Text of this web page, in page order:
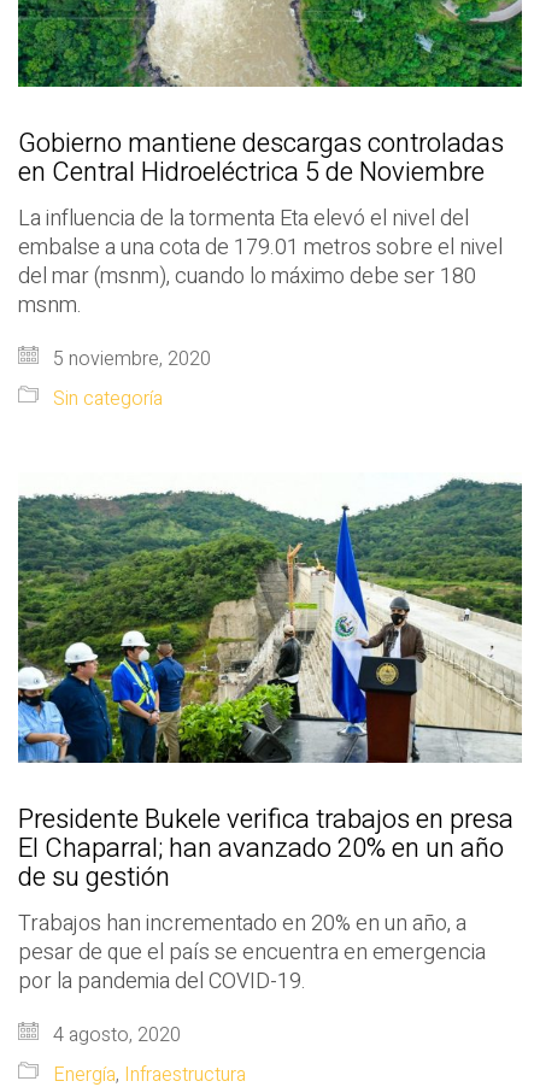
Gobierno mantiene descargas controladas
en Central Hidroeléctrica 5 de Noviembre
La influencia de la tormenta Eta elevó el nivel del
embalse a una cota de 179.01 metros sobre el nivel
del mar (msnm), cuando lo máximo debe ser 180
msnm.
5 noviembre, 2020
Sin categoría
Presidente Bukele verifica trabajos en presa
El Chaparral; han avanzado 20% en un año
de su gestión
Trabajos han incrementado en 20% en un año, a
pesar de que el país se encuentra en emergencia
por la pandemia del COVID-19.
4 agosto, 2020
Energía, Infraestructura